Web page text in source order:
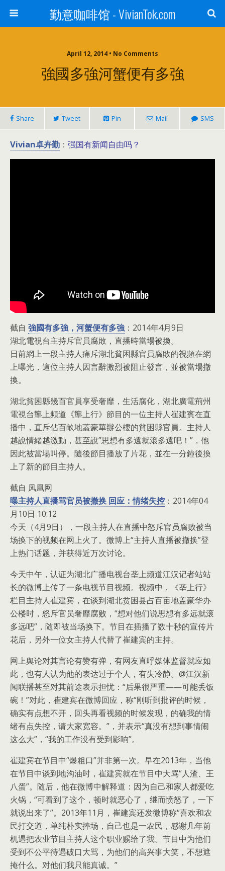
勤意咖啡馆 - VivianTok.com
April 12, 2014 • No Comments
強國多強河蟹便有多強
Share Tweet Pin Mail SMS
Vivian卓卉勤 ： 强国有新闻自由吗？
截自 強國有多強，河蟹便有多強 ：2014年4月9日
湖北電視台主持斥官員腐敗，直播時當場被換。
日前網上一段主持人痛斥湖北貧困縣官員腐敗的視頻在網
上曝光，這位主持人因言辭激烈被­阻止發言，並被當場撤
換。
湖北貧困縣幾百官員享受奢靡，生活腐化，湖北廣電荊州
電視台壟上頻道《壟上行》節目的­一位主持人崔建賓在直
播中，直斥佔百畝地蓋豪華辦公樓的貧困縣官員。主持人
越說情緒越­激動，甚至說”思想有多遠就滾多遠吧！”，他
因此被當場叫停。隨後節目播放了片花，並­在一分鐘後換
上了新的節目主持人。
截自 凤凰网
曝主持人直播骂官员被撤换 回应：情绪失控 ：2014年04
月10日 10:12
今天（4月9日），一段主持人在直播中怒斥官员腐败被当
场换下的视频在网上火了。微博上“主持人直播被撤换”登
上热门话题，并获得近万次讨论。
今天中午，认证为湖北广播电视台垄上频道江汉记者站站
长的微博上传了一条电视节目视频。视频中，《垄上行》
栏目主持人崔建宾，在谈到湖北贫困县占百亩地盖豪华办
公楼时，怒斥官员奢靡腐败，“想对他们说思想有多远就滚
多远吧”，随即被当场换下。节目在插播了数十秒的宣传片
花后，另外一位女主持人代替了崔建宾的主持。
网上舆论对其言论有赞有弹，有网友直呼媒体监督就应如
此，也有人认为他的表达过于个人，有失冷静。@江汉新
闻联播甚至对其前途表示担忧：“后果很严重——可能丢饭
碗！”对此，崔建宾在微博回应，称“刚听到批评的时候，
确实有点想不开，回头再看视频的时候发现，的确我的情
绪有点失控，请大家宽容。”，并表示“真没有想到事情闹
这么大”，“我的工作没有受到影响”。
崔建宾在节目中“爆粗口”并非第一次。早在2013年，当他
在节目中谈到地沟油时，崔建宾就在节目中大骂“人渣、王
八蛋”。随后，他在微博中解释道：因为自己和家人都爱吃
火锅，“可看到了这个，顿时就恶心了，继而愤怒了，一下
就说出来了”。2013年11月，崔建宾还发微博称“喜欢和农
民打交道，单纯朴实捧场，自己也是一农民，感谢几年前
机遇把农业节目主持人这个职业赐给了我。节目中为他们
受到不公平待遇破口大骂，为他们的高兴事大笑，不想遮
掩什么。对他们我只能真诚。”